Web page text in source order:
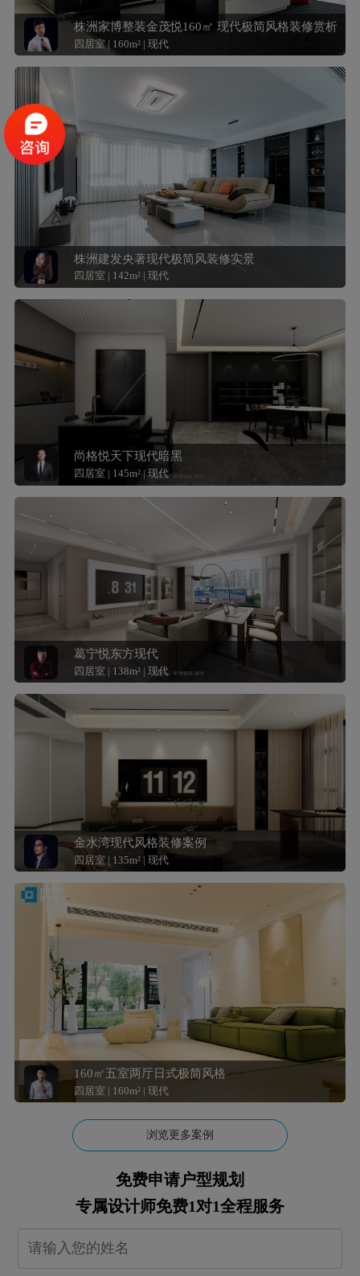
株洲家博整装金茂悦160㎡ 现代极简风格装修赏析
四居室 | 160m² | 现代
株洲建发央著现代极简风装修实景
四居室 | 142m² | 现代
尚格悦天下现代暗黑
四居室 | 145m² | 现代
葛宁悦东方现代
四居室 | 138m² | 现代
金水湾现代风格装修案例
四居室 | 135m² | 现代
160㎡五室两厅日式极简风格
四居室 | 160m² | 现代
浏览更多案例
免费申请户型规划
专属设计师免费1对1全程服务